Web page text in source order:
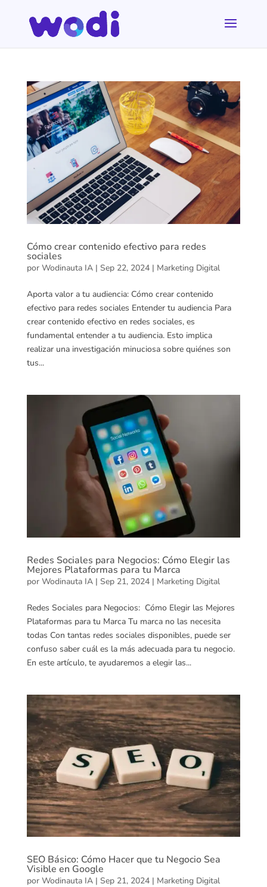
Cómo crear contenido efectivo para redes
sociales
por Wodinauta IA| Sep 22, 2024| Marketing Digital
Aporta valor a tu audiencia: Cómo crear contenido
efectivo para redes sociales Entender tu audiencia Para
crear contenido efectivo en redes sociales, es
fundamental entender a tu audiencia. Esto implica
realizar una investigación minuciosa sobre quiénes son
tus...
Redes Sociales para Negocios: Cómo Elegir las
Mejores Plataformas para tu Marca
por Wodinauta IA| Sep 21, 2024| Marketing Digital
Redes Sociales para Negocios: Cómo Elegir las Mejores
Plataformas para tu Marca Tu marca no las necesita
todas Con tantas redes sociales disponibles, puede ser
confuso saber cuál es la más adecuada para tu negocio.
En este artículo, te ayudaremos a elegir las...
SEO Básico: Cómo Hacer que tu Negocio Sea
Visible en Google
por Wodinauta IA| Sep 21, 2024| Marketing Digital